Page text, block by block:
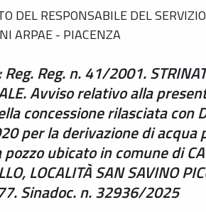
DEL RESPONSABILE DEL
ARPAE - PIACENZA
Reg. Reg. n. 41/2001.
Avviso relativo alla
concessione rilasciata con
per la derivazione di acqua
ubicato in comune di
LOCALITÀ SAN SAVINO
Sinadoc. n. 32936/2025